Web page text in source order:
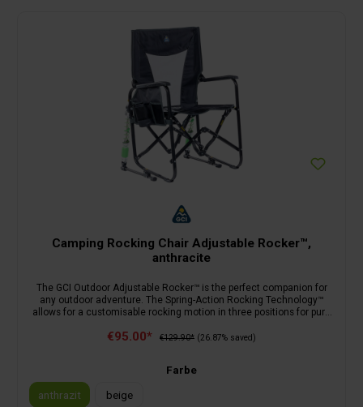
auch die passende Fußauflage. Die zusätzliche Beinauflage kreiert
in Verbindung mit dem Campingstuhl eine komfortable
Sonnenliege.Klapphocker Aravel 3DNeben der zusätzlichen
Beinauflage verfügt die IC Aravel 3D Serie ebenfalls über einen
Klapphocker, welcher ebenfalls zur komfortablen Auflage der Beine
genutzt werden kann oder in Kombination mit einem Tablett schnell
zu einem kleinen Beistelltisch umfunktioniert werden kann.Ob auf
Reisen, im Garten oder auf dem Balkon der Aravel 3D Campingstuhl
sorgt für bequemen Komfort und einen eleganten Look in deinem
Außenbereich
Camping Rocking Chair Adjustable Rocker™,
anthracite
The GCI Outdoor Adjustable Rocker™ is the perfect companion for
any outdoor adventure. The Spring-Action Rocking Technology™
allows for a customisable rocking motion in three positions for pure
points and allows you to sit comfortably for hours. A multi-pocket
Rocker™ becomes the perfect chair for relaxed moments in nature.
€95.00* €129.90* (26.87% saved)
Farbe
anthrazit
beige